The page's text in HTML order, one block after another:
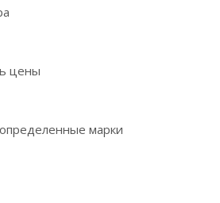
цены
марки